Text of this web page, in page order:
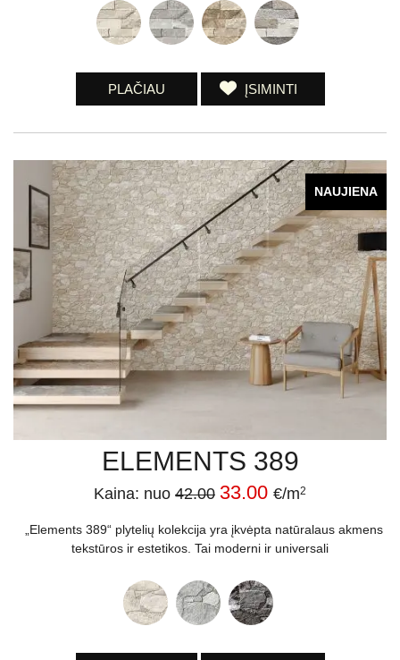
PLAČIAU ĮSIMINTI
NAUJIENA
ELEMENTS 389
Kaina: nuo 42.00 33.00 €/m2
„Elements 389“ plytelių kolekcija yra įkvėpta natūralaus akmens
tekstūros ir estetikos. Tai moderni ir universali